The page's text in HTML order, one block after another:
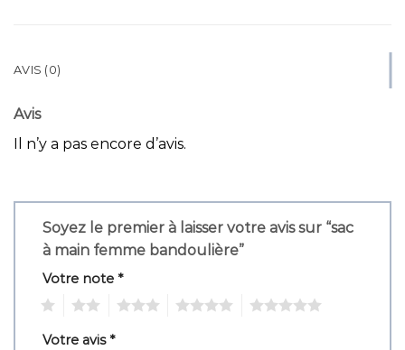
AVIS (0)
Avis
Il n’y a pas encore d’avis.
Soyez le premier à laisser votre avis sur “sac
à main femme bandoulière”
Votre note *
Votre avis*